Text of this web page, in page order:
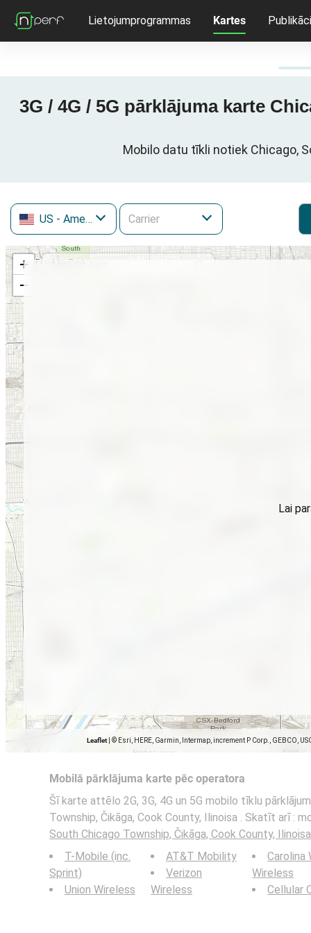
Lietojumprogrammas Kartes
3G / 4G / 5G pārklājuma karte
Mobilo datu tīkli notiek Chicago,
US - Amerikas Savienotās Valstis
+
−
Leaflet © Esri, HERE, Garmin, Intermap, increment P Corp., GEBCO,
Lai
Mobilā pārklājuma karte pēc operatora
Šī karte attēlo 2G, 3G, 4G un 5G mobilo tīklu
Township, Čikāga, Cook County, Ilinoisa . Skatīt arī :
South Chicago Township, Čikāga, Cook County, Ilinoisa
T-Mobile (inc.
Sprint)
Union Wireless
AT&T Mobility
Verizon
Wireless
Carolina
Wireless
Cellular